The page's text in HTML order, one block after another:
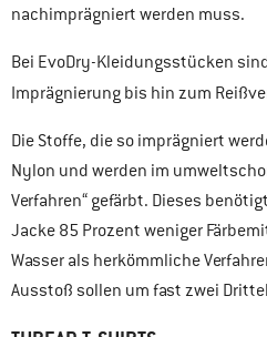
nachimprägniert werden muss.
Bei EvoDry-Kleidungsstücken
Imprägnierung bis hin zum
Die Stoffe, die so imprägniert
Nylon und werden im
Verfahren“ gefärbt. Dieses
Jacke 85 Prozent weniger
Wasser als herkömmliche
Ausstoß sollen um fast zwei